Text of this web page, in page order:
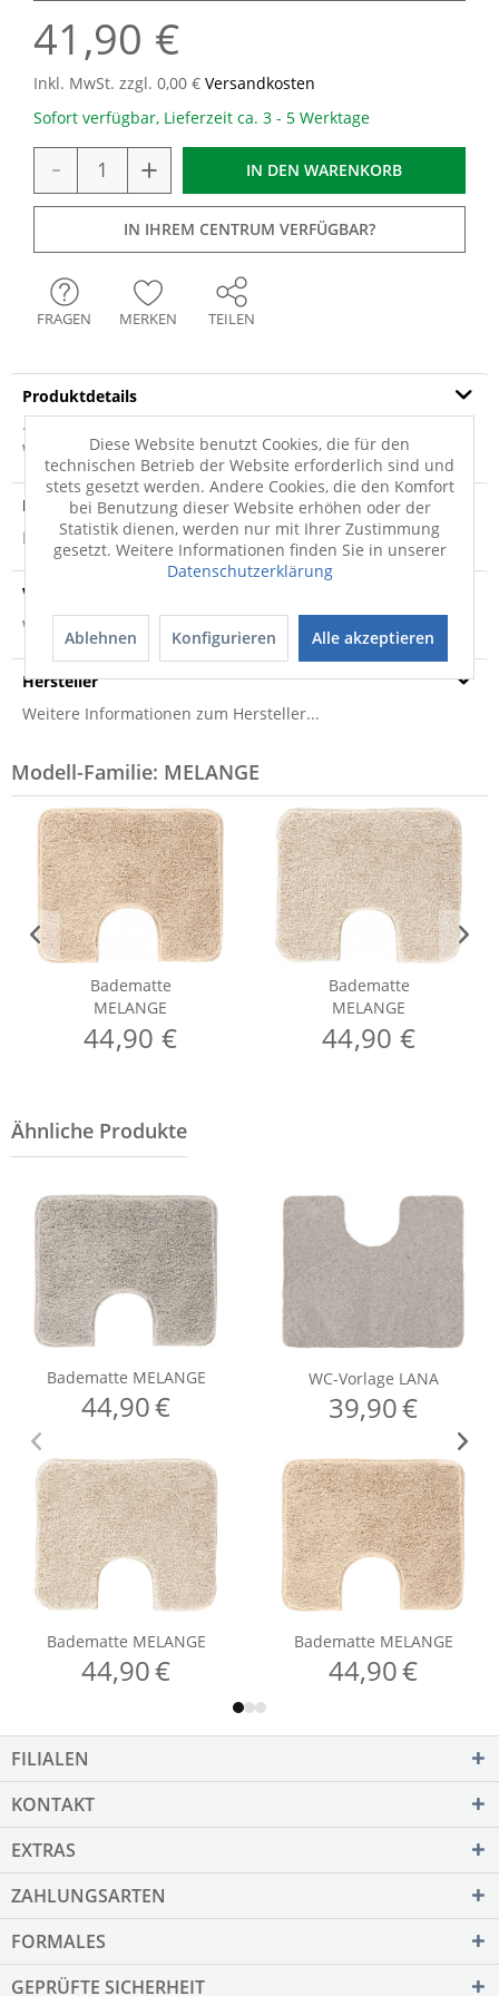
41,90 €
Inkl. MwSt. zzgl. 0,00 € Versandkosten
Sofort verfügbar, Lieferzeit ca. 3 - 5 Werktage
- + IN DEN WARENKORB
IN IHREM CENTRUM VERFÜGBAR?
FRAGEN MERKEN TEILEN
Produktdetails
· taupe · 100% Polyacryl · Florhöhe: 25 mm · nicht mit
Weichspüler waschen · Maschinenwäsche... mehr
Produktsicherheit
Produktsicherheit
Versandinfo
Weitere Informationen zum Versand...
Hersteller
Weitere Informationen zum Hersteller...
Modell-Familie: MELANGE
Badematte
MELANGE
44,90 €
Badematte
MELANGE
44,90 €
FILIALEN
KONTAKT
EXTRAS
ZAHLUNGSARTEN
FORMALES
GEPRÜFTE SICHERHEIT
Diese Website benutzt Cookies, die für den
technischen Betrieb der Website erforderlich sind und
stets gesetzt werden. Andere Cookies, die den Komfort
bei Benutzung dieser Website erhöhen oder der
Statistik dienen, werden nur mit Ihrer Zustimmung
gesetzt. Weitere Informationen finden Sie in unserer
Datenschutzerklärung
Ablehnen Konfigurieren Alle akzeptieren